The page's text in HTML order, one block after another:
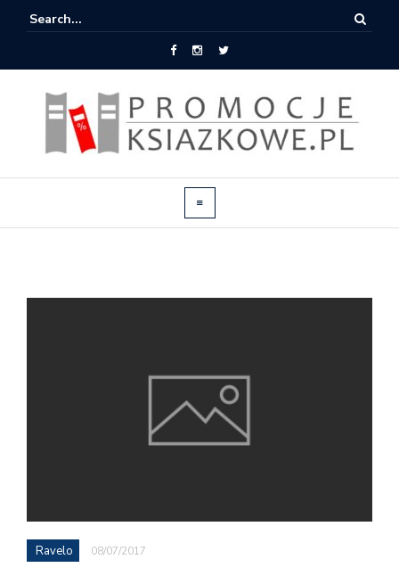
Ravelo 08/07/2017